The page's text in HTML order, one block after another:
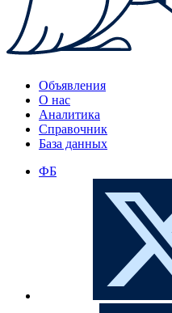
Объявления
О нас
Аналитика
Справочник
База данных
ФБ